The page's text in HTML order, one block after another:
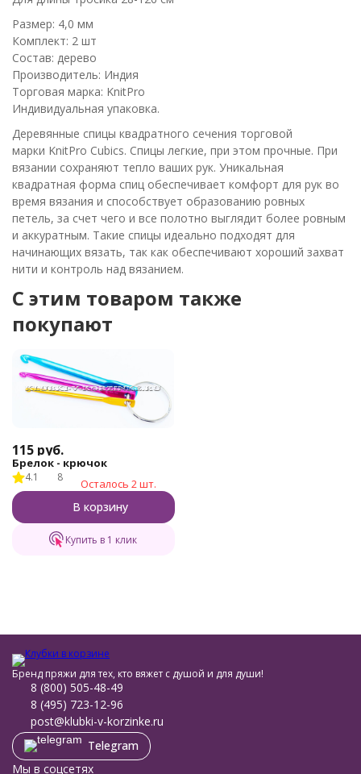
Размер: 4,0 мм
Комплект: 2 шт
Состав: дерево
Производитель: Индия
Торговая марка: KnitPro
Индивидуальная упаковка.
Деревянные спицы квадратного сечения торговой
марки KnitPro Cubics. Спицы легкие, при этом прочные. При
вязании сохраняют тепло ваших рук. Уникальная
квадратная форма спиц обеспечивает комфорт для рук во
время вязания и способствует образованию ровных
петель, за счет чего и все полотно выглядит более ровным
и аккуратным. Такие спицы идеально подходят для
начинающих вязать, так как обеспечивают хороший захват
нити и контроль над вязанием.
C этим товаром также
покупают
115 руб.
Брелок - крючок
4.1 8 Осталось 2 шт.
В корзину
Купить в 1 клик
Бренд пряжи для тех, кто вяжет с душой и для души!
8 (800) 505-48-49
8 (495) 723-12-96
post@klubki-v-korzinke.ru
Telegram
Мы в соцсетях